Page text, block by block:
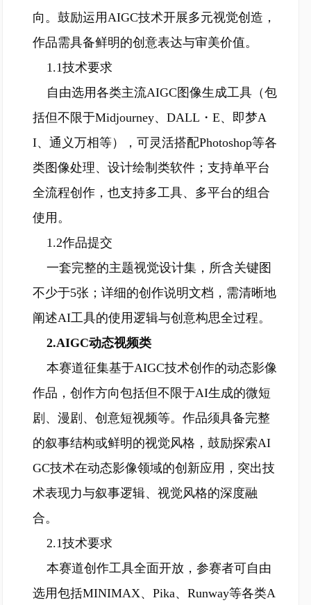
向。鼓励运用AIGC技术开展多元视觉创造，
作品需具备鲜明的创意表达与审美价值。
1.1技术要求
自由选用各类主流AIGC图像生成工具（包
括但不限于Midjourney、DALL・E、即梦A
I、通义万相等），可灵活搭配Photoshop等各
类图像处理、设计绘制类软件；支持单平台
全流程创作，也支持多工具、多平台的组合
使用。
1.2作品提交
一套完整的主题视觉设计集，所含关键图
不少于5张；详细的创作说明文档，需清晰地
阐述AI工具的使用逻辑与创意构思全过程。
2.AIGC动态视频类
本赛道征集基于AIGC技术创作的动态影像
作品，创作方向包括但不限于AI生成的微短
剧、漫剧、创意短视频等。作品须具备完整
的叙事结构或鲜明的视觉风格，鼓励探索AI
GC技术在动态影像领域的创新应用，突出技
术表现力与叙事逻辑、视觉风格的深度融
合。
2.1技术要求
本赛道创作工具全面开放，参赛者可自由
选用包括MINIMAX、Pika、Runway等各类A